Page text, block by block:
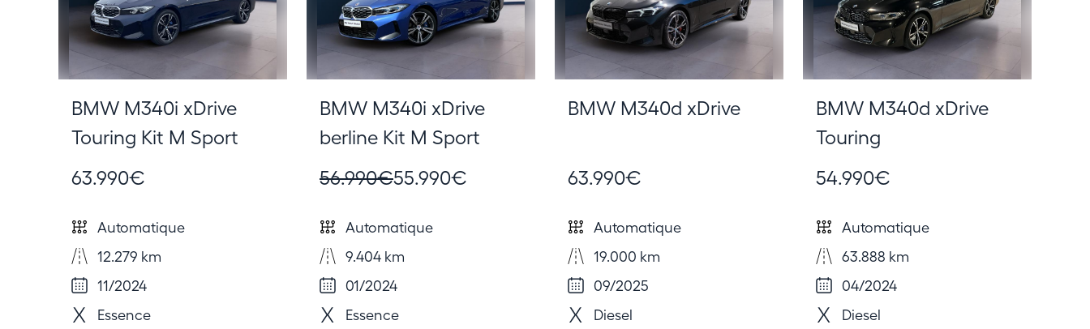
BMW M340i xDrive
Touring Kit M Sport
63.990€
Automatique
12.279 km
11/2024
Essence
BMW M340i xDrive
berline Kit M Sport
56.990€55.990€
Automatique
9.404 km
01/2024
Essence
BMW M340d xDrive
63.990€
Automatique
19.000 km
09/2025
Diesel
BMW M340d xDrive
Touring
54.990€
Automatique
63.888 km
04/2024
Diesel